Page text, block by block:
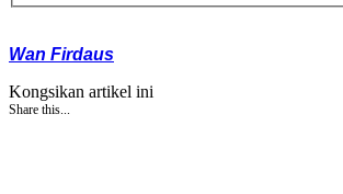
Wan Firdaus
Kongsikan artikel ini
Share this...